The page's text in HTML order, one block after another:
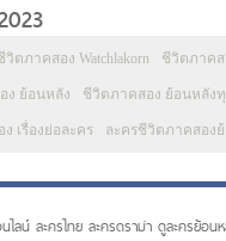
วิตภาคสอง Watchlakorn ชีวิตภาคส
ง ย้อนหลัง ชีวิตภาคสอง ย้อนหลัง
เรื่องย่อละคร ละครชีวิตภาคสอง
ไลน์ ละครไทย ละครดราม่า ดูละครย้อ